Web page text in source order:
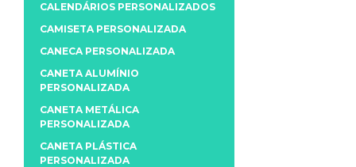
CALENDÁRIOS PERSONALIZADOS
CAMISETA PERSONALIZADA
CANECA PERSONALIZADA
CANETA ALUMÍNIO
PERSONALIZADA
CANETA METÁLICA
PERSONALIZADA
CANETA PLÁSTICA
PERSONALIZADA